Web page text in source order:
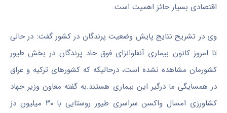
اقتصادی بسیار حائز اهمیت است.
وی در تشریح نتایج پایش وضعیت پرندگان در کشور گفت: در حالی
تا امروز کانون بیماری آنفلوانزای فوق حاد پرندگان در بخش طیور
کشورمان مشاهده نشده است، درحالیکه که کشورهای ترکیه و عراق
در همسایگی ما درگیر این بیماری هستند.به گفته معاون وزیر جهاد
کشاورزی امسال واکسن سراسری طیور روستایی با ۳۰ میلیون دز